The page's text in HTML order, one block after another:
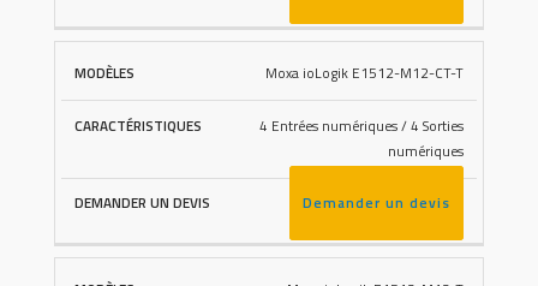
Moxa ioLogik E1512-M12-CT-T
4 Entrées numériques / 4 Sorties
numériques
Demander un devis